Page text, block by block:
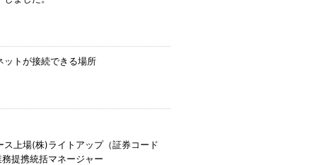
ットが接続できる場所
ス上場(株)ライトアップ（証券コード
提携統括マネージャー